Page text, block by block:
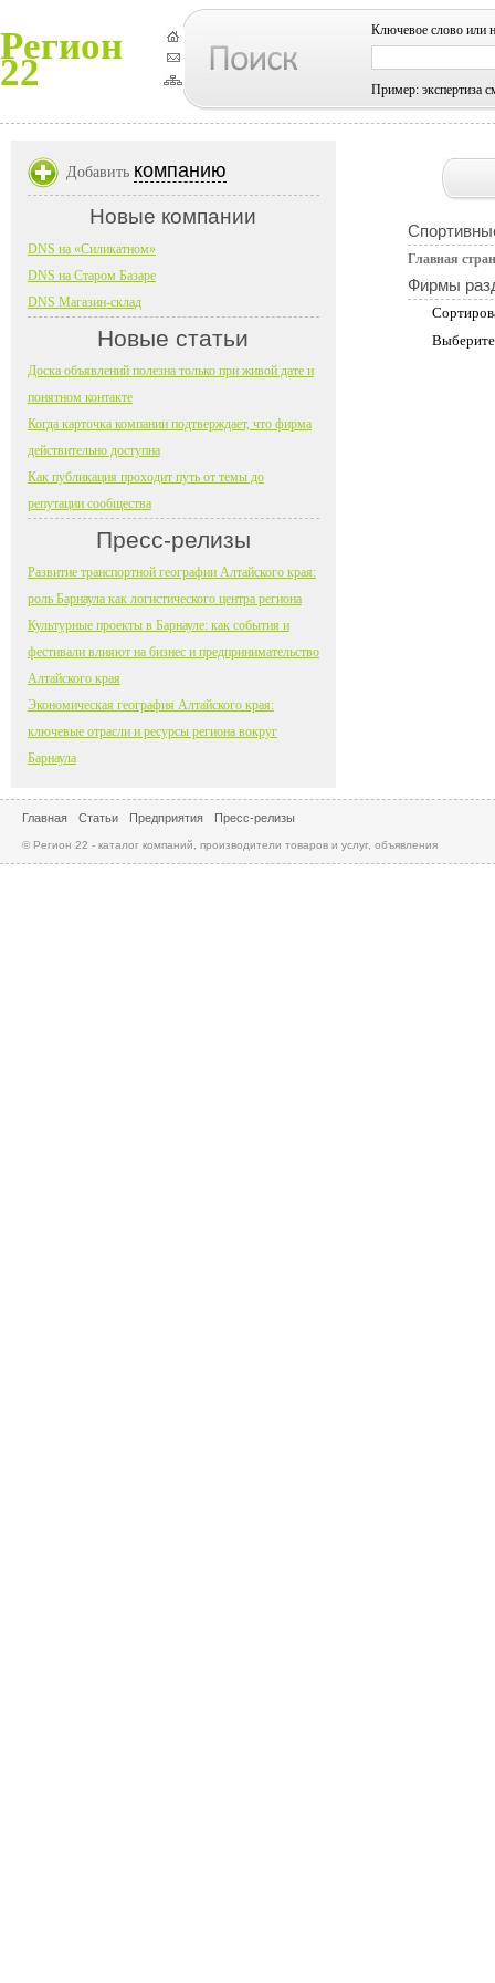
Регион
22
Ключевое слово или
Пример: экспертиза
Главная
Фирмы
Добавить компанию
Новые компании
DNS на «Силикатном»
DNS на Старом Базаре
DNS Магазин-склад
Новые статьи
Доска объявлений полезна только при живой дате и
понятном контакте
Когда карточка компании подтверждает, что фирма
действительно доступна
Как публикация проходит путь от темы до
репутации сообщества
Пресс-релизы
Развитие транспортной географии Алтайского края:
роль Барнаула как логистического центра региона
Культурные проекты в Барнауле: как события и
фестивали влияют на бизнес и предпринимательство
Алтайского края
Экономическая география Алтайского края:
ключевые отрасли и ресурсы региона вокруг
Барнаула
Главная Статьи Предприятия Пресс-релизы
© Регион 22 - каталог компаний, производители товаров и услуг, объявления